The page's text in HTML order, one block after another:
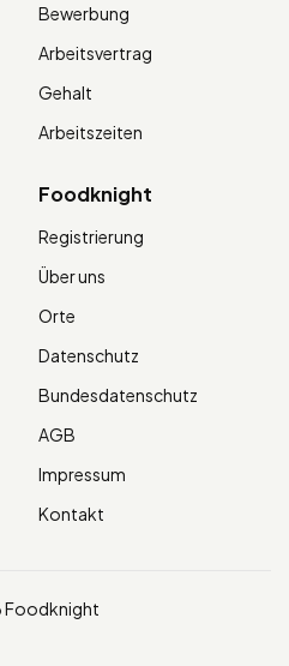
Bewerbung
Arbeitsvertrag
Gehalt
Arbeitszeiten
Foodknight
Registrierung
Über uns
Orte
Datenschutz
Bundesdatenschutz
AGB
Impressum
Kontakt